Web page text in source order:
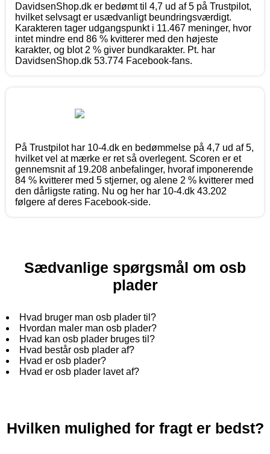
DavidsenShop.dk er bedømt til 4,7 ud af 5 på Trustpilot,
hvilket selvsagt er usædvanligt beundringsværdigt.
Karakteren tager udgangspunkt i 11.467 meninger, hvor
intet mindre end 86 % kvitterer med den højeste
karakter, og blot 2 % giver bundkarakter. Pt. har
DavidsenShop.dk 53.774 Facebook-fans.
På Trustpilot har 10-4.dk en bedømmelse på 4,7 ud af 5,
hvilket vel at mærke er ret så overlegent. Scoren er et
gennemsnit af 19.208 anbefalinger, hvoraf imponerende
84 % kvitterer med 5 stjerner, og alene 2 % kvitterer med
den dårligste rating. Nu og her har 10-4.dk 43.202
følgere af deres Facebook-side.
Sædvanlige spørgsmål om osb
plader
Hvad bruger man osb plader til?
Hvordan maler man osb plader?
Hvad kan osb plader bruges til?
Hvad består osb plader af?
Hvad er osb plader?
Hvad er osb plader lavet af?
Hvilken mulighed for fragt er bedst?